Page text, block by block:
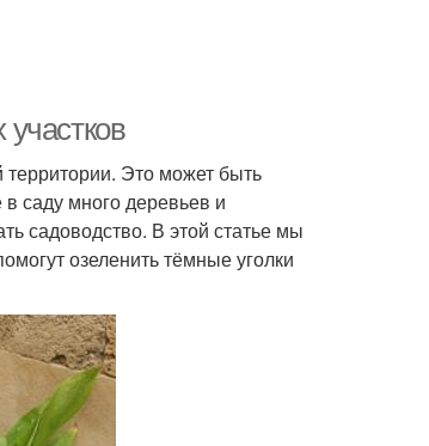
территории. Это может быть
саду много деревьев и
садоводство. В этой статье мы
озеленить тёмные уголки